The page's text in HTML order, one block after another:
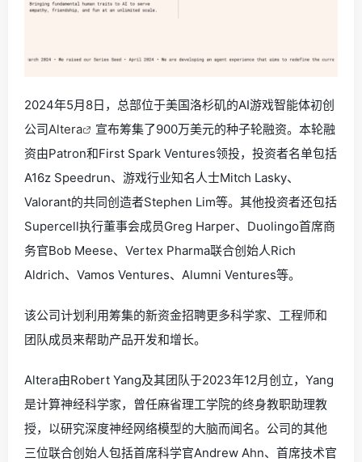
2024年5月8日，总部位于美国洛杉矶的AI游戏智能体初创
公司Altera
宣布筹集了900万美元的种子轮融资。本轮融
资由Patron和First Spark Ventures领投，投资者名单包括
A16z Speedrun、游戏行业知名人士Mitch Lasky、
Valorant的共同创造者Stephen Lim等。其他投资者还包括
Supercell执行董事会成员Greg Harper、Duolingo首席商
务官Bob Meese、Vertex Pharma联合创始人Rich
Aldrich、Vamos Ventures、Alumni Ventures等。
该公司计划利用筹集的新资金招聘更多科学家、工程师和
团队成员来帮助产品开发和增长。
Altera由Robert Yang及其团队于2023年12月创立，Yang
是计算神经科学家，曾任麻省理工学院的终身教职助理教
授，以研究深度神经网络模型的大脑而闻名。公司的其他
三位联合创始人包括首席科学官Andrew Ahn、首席技术官